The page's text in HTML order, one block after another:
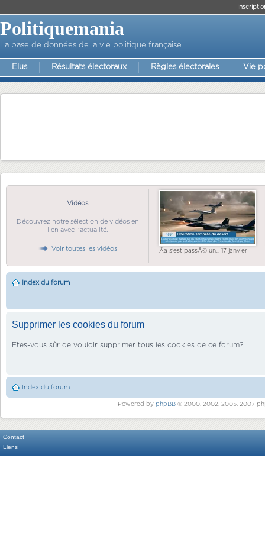
Politiquemania
La base de données de la vie politique française
Elus Résultats électoraux Règles électorales Vie
Vidéos
Découvrez notre sélection de vidéos en
lien avec l'actualité.
Voir toutes les vidéos Ãa s'est passÃ© un... 17 janvier
Index du forum
Supprimer les cookies du forum
Etes-vous sûr de vouloir supprimer tous les cookies de ce forum?
Index du forum
Powered by phpBB© 2000, 2002, 2005, 2007
Contact
Liens